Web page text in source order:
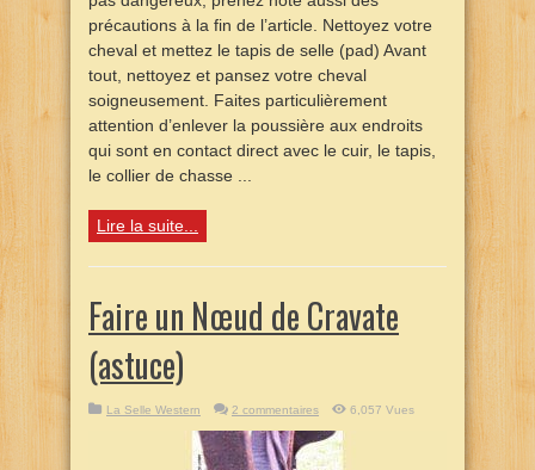
précautions à la fin de l’article. Nettoyez votre
cheval et mettez le tapis de selle (pad) Avant
tout, nettoyez et pansez votre cheval
soigneusement. Faites particulièrement
attention d’enlever la poussière aux endroits
qui sont en contact direct avec le cuir, le tapis,
le collier de chasse ...
Lire la suite...
Faire un Nœud de Cravate
(astuce)
La Selle Western 2 commentaires 6,057 Vues